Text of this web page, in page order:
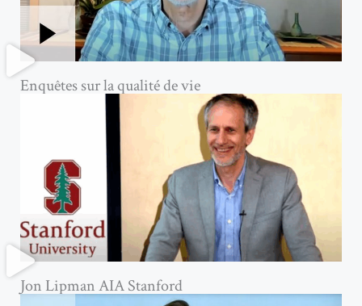
Enquêtes sur la qualité de vie
Jon Lipman AIA Stanford